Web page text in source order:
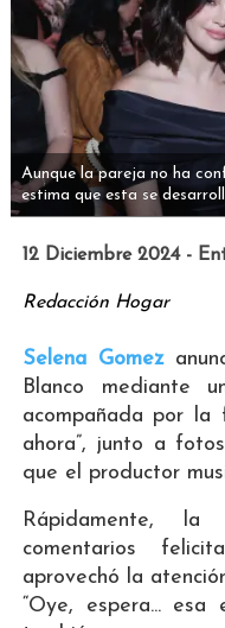
Aunque la pareja no ha
estima que esta se
12 Diciembre 2024 -
Redacción Hogar
Selena Gomez
Blanco mediante
acompañada por la
ahora”, junto a
que el productor
Rápidamente,
comentarios
aprovechó la
“Oye, espera...